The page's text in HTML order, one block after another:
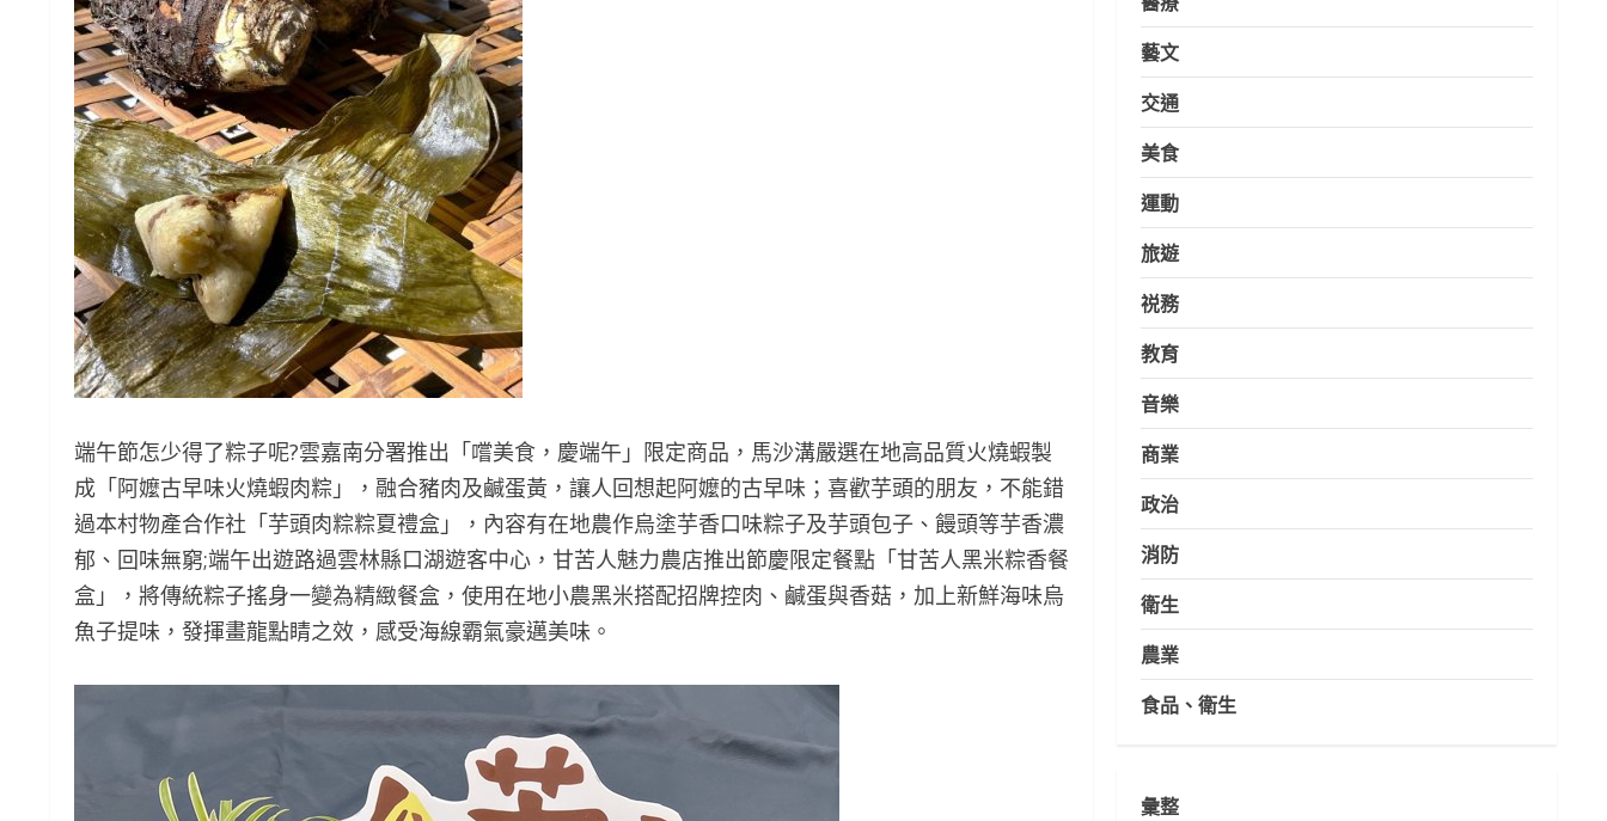
端午節怎少得了粽子呢?雲嘉南分署推出「嚐美食，慶端午」限定商品，馬沙溝嚴選在地高品質火燒蝦製
成「阿嬤古早味火燒蝦肉粽」，融合豬肉及鹹蛋黃，讓人回想起阿嬤的古早味；喜歡芋頭的朋友，不能錯
過本村物產合作社「芋頭肉粽粽夏禮盒」，內容有在地農作烏塗芋香口味粽子及芋頭包子、饅頭等芋香濃
郁、回味無窮;端午出遊路過雲林縣口湖遊客中心，甘苦人魅力農店推出節慶限定餐點「甘苦人黑米粽香餐
盒」，將傳統粽子搖身一變為精緻餐盒，使用在地小農黑米搭配招牌控肉、鹹蛋與香菇，加上新鮮海味烏
魚子提味，發揮畫龍點睛之效，感受海線霸氣豪邁美味。
藝文
交通
美食
運動
旅遊
祱務
教育
音樂
商業
政治
消防
衛生
農業
食品、衛生
彙整